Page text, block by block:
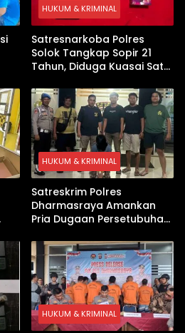
HUKUM & KRIMINAL
Satresnarkoba Polres
Solok Tangkap Sopir 21
Tahun, Diduga Kuasai Satu
HUKUM & KRIMINAL
Satreskrim Polres
Dharmasraya Amankan
Pria Dugaan Persetubuhan
HUKUM & KRIMINAL